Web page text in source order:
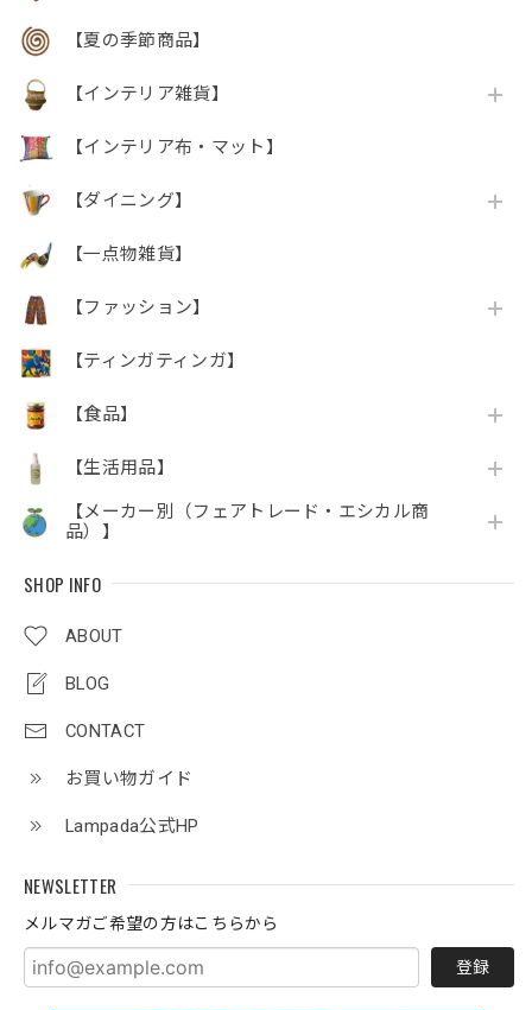
【夏の季節商品】
【インテリア雑貨】
【インテリア布・マット】
【ダイニング】
【一点物雑貨】
【ファッション】
【ティンガティンガ】
【食品】
【生活用品】
【メーカー別（フェアトレード・エシカル商
品）】
SHOP INFO
ABOUT
BLOG
CONTACT
お買い物ガイド
Lampada公式HP
NEWSLETTER
メルマガご希望の方はこちらから
登録